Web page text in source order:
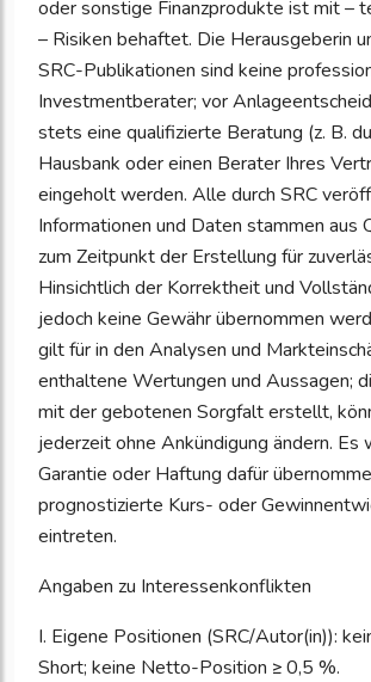
oder sonstige Finanzprodukte ist mit –
– Risiken behaftet. Die Herausgeberin
SRC-Publikationen sind keine
Investmentberater; vor
stets eine qualifizierte Beratung (z. B.
Hausbank oder einen Berater Ihres
eingeholt werden. Alle durch SRC
Informationen und Daten stammen aus
zum Zeitpunkt der Erstellung für
Hinsichtlich der Korrektheit und
jedoch keine Gewähr übernommen
gilt für in den Analysen und
enthaltene Wertungen und Aussagen;
mit der gebotenen Sorgfalt erstellt,
jederzeit ohne Ankündigung ändern. Es
Garantie oder Haftung dafür
prognostizierte Kurs- oder
eintreten.
Angaben zu Interessenkonflikten
I. Eigene Positionen (SRC/Autor(in)):
Short; keine Netto-Position ≥ 0,5 %.